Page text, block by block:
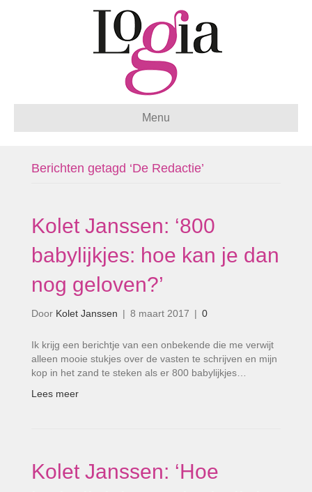
Menu
Berichten getagd ‘De Redactie’
Kolet Janssen: ‘800
babylijkjes: hoe kan je dan
nog geloven?’
Door Kolet Janssen | 8 maart 2017 | 0
Ik krijg een berichtje van een onbekende die me verwijt
alleen mooie stukjes over de vasten te schrijven en mijn
kop in het zand te steken als er 800 babylijkjes…
Lees meer
Kolet Janssen: ‘Hoe